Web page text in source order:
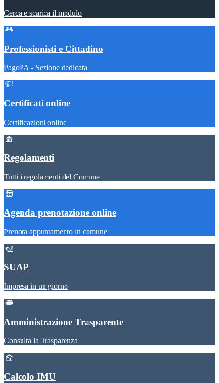
Cerca e scarica il modulo
Professionisti e Cittadino
PagoPA - Sezione dedicata
Certificati online
Certificazioni online
Regolamenti
Tutti i regolamenti del Comune
Agenda prenotazione online
Prenota appuntamento in comune
SUAP
Impresa in un giorno
Amministrazione Trasparente
Consulta la Trasparenza
Calcolo IMU